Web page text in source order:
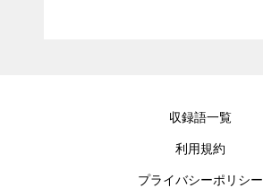
収録語一覧
利用規約
プライバシーポリシー